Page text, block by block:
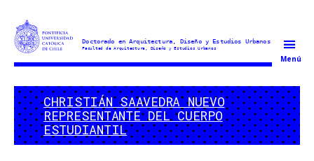
Doctorado
Arquitectura
y
Estudios
Urbanos
Menú
CHRISTIÁN SAAVEDRA NUEVO
REPRESENTANTE DEL CUERPO
ESTUDIANTIL